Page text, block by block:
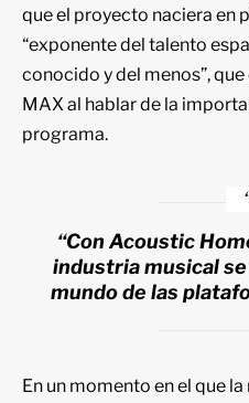
que el proyecto naciera en
“exponente del talento
conocido y del menos”,
MAX al hablar de la
programa.
“Con Acoustic
industria musical
mundo de las
En un momento en el que